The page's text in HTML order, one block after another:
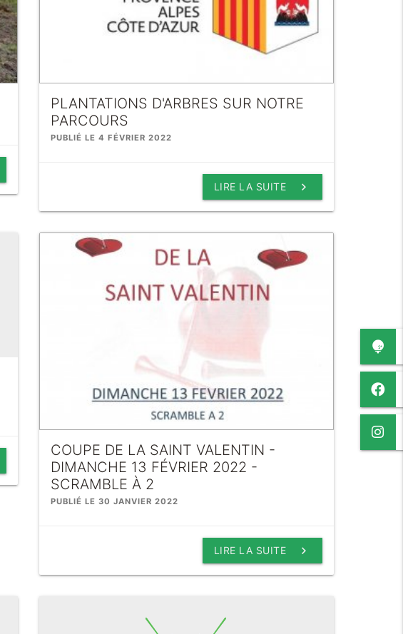
PLANTATIONS D'ARBRES SUR NOTRE
PARCOURS
PUBLIÉ LE 4 FÉVRIER 2022
keyboard_arrow_right
LIRE LA SUITE
COUPE DE LA SAINT VALENTIN -
DIMANCHE 13 FÉVRIER 2022 -
SCRAMBLE À 2
PUBLIÉ LE 30 JANVIER 2022
keyboard_arrow_right
LIRE LA SUITE